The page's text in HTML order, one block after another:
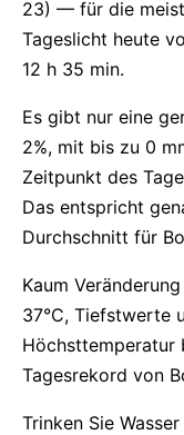
23) — für die
Tageslicht heute
12 h 35 min.
Es gibt nur eine
2%, mit bis zu 0
Zeitpunkt des
Das entspricht
Durchschnitt für
Kaum
37°C, Tiefstwerte
Höchsttemperatur
Tagesrekord von
Trinken Sie